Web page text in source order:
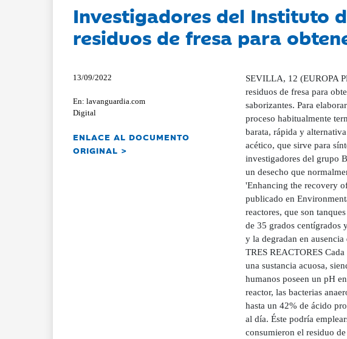
Investigadores del Instituto
residuos de fresa para
13/09/2022
En: lavanguardia.com
Digital
ENLACE AL DOCUMENTO
ORIGINAL >
SEVILLA, 12 (EUROPA
residuos de fresa para
saborizantes. Para
proceso habitualmente
barata, rápida y
acético, que sirve para
investigadores del grupo
un desecho que
'Enhancing the recovery
publicado en
reactores, que son
de 35 grados centígrados
y la degradan en
TRES REACTORES
una sustancia acuosa,
humanos poseen un pH
reactor, las bacterias
hasta un 42% de ácido
al día. Éste podría
consumieron el residuo